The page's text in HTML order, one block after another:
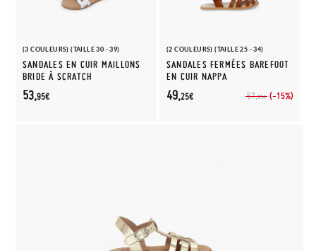
(3 COULEURS) (TAILLE 30 - 39)
SANDALES EN CUIR MAILLONS
BRIDE À SCRATCH
53,95€
(2 COULEURS) (TAILLE 25 - 34)
SANDALES FERMÉES BAREFOOT
EN CUIR NAPPA
57,95€ (-15%)
49,25€